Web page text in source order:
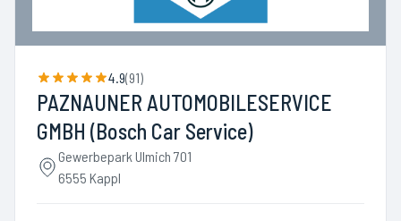
4.9(91)
PAZNAUNER AUTOMOBILESERVICE
GMBH (Bosch Car Service)
Gewerbepark Ulmich 701
6555 Kappl